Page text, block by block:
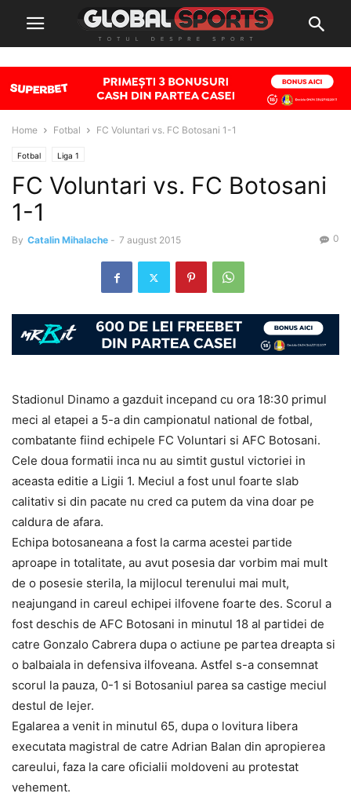
Home Fotbal FC Voluntari vs. FC Botosani 1-1
Fotbal Liga 1
FC Voluntari vs. FC Botosani
1-1
By Catalin Mihalache - 7 august 2015 0
Stadionul Dinamo a gazduit incepand cu ora 18:30 primul
meci al etapei a 5-a din campionatul national de fotbal,
combatante fiind echipele FC Voluntari si AFC Botosani.
Cele doua formatii inca nu au simtit gustul victoriei in
aceasta editie a Ligii 1. Meciul a fost unul foarte slab
calitativ si din pacate nu cred ca putem da vina doar pe
caldura de afara.
Echipa botosaneana a fost la carma acestei partide
aproape in totalitate, au avut posesia dar vorbim mai mult
de o posesie sterila, la mijlocul terenului mai mult,
neajungand in careul echipei ilfovene foarte des. Scorul a
fost deschis de AFC Botosani in minutul 18 al partidei de
catre Gonzalo Cabrera dupa o actiune pe partea dreapta si
o balbaiala in defensiva ilfoveana. Astfel s-a consemnat
scorul la pauza, 0-1 si Botosaniul parea sa castige meciul
destul de lejer.
Egalarea a venit in minutul 65, dupa o lovitura libera
executata magistral de catre Adrian Balan din apropierea
careului, faza la care oficialii moldoveni au protestat
vehement.